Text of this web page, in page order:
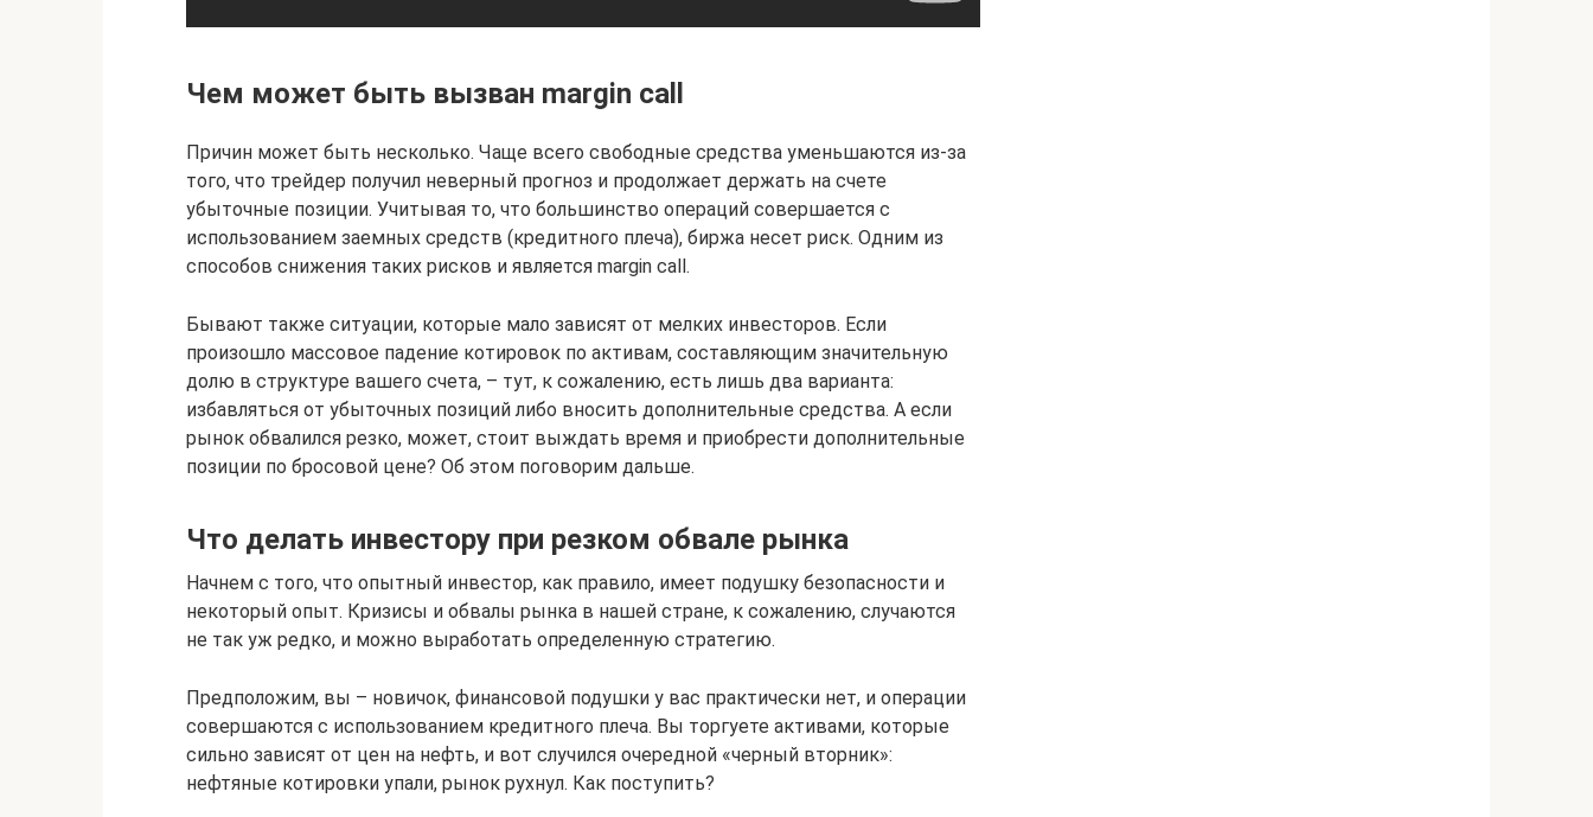
Чем может быть вызван margin call
Причин может быть несколько. Чаще всего свободные средства уменьшаются из-за
того, что трейдер получил неверный прогноз и продолжает держать на счете
убыточные позиции. Учитывая то, что большинство операций совершается с
использованием заемных средств (кредитного плеча), биржа несет риск. Одним из
способов снижения таких рисков и является margin call.
Бывают также ситуации, которые мало зависят от мелких инвесторов. Если
произошло массовое падение котировок по активам, составляющим значительную
долю в структуре вашего счета, – тут, к сожалению, есть лишь два варианта:
избавляться от убыточных позиций либо вносить дополнительные средства. А если
рынок обвалился резко, может, стоит выждать время и приобрести дополнительные
позиции по бросовой цене? Об этом поговорим дальше.
Что делать инвестору при резком обвале рынка
Начнем с того, что опытный инвестор, как правило, имеет подушку безопасности и
некоторый опыт. Кризисы и обвалы рынка в нашей стране, к сожалению, случаются
не так уж редко, и можно выработать определенную стратегию.
Предположим, вы – новичок, финансовой подушки у вас практически нет, и операции
совершаются с использованием кредитного плеча. Вы торгуете активами, которые
сильно зависят от цен на нефть, и вот случился очередной «черный вторник»:
нефтяные котировки упали, рынок рухнул. Как поступить?